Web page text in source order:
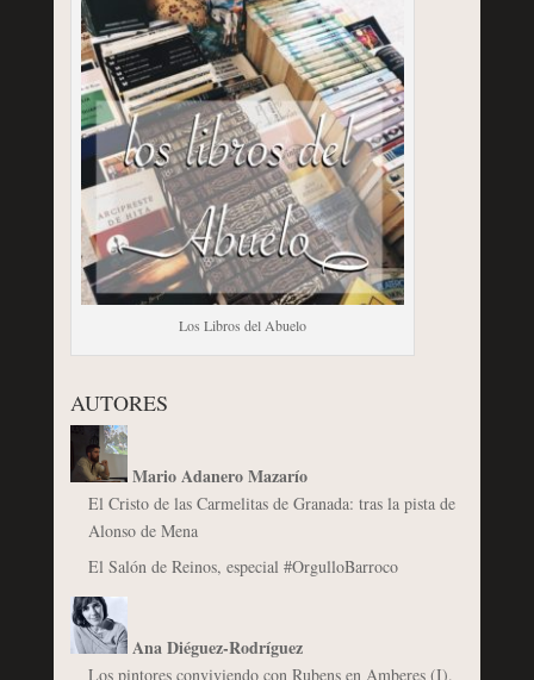
Los Libros del Abuelo
AUTORES
Mario Adanero Mazarío
El Cristo de las Carmelitas de Granada: tras la pista de
Alonso de Mena
El Salón de Reinos, especial #OrgulloBarroco
Ana Diéguez-Rodríguez
Los pintores conviviendo con Rubens en Amberes (I).